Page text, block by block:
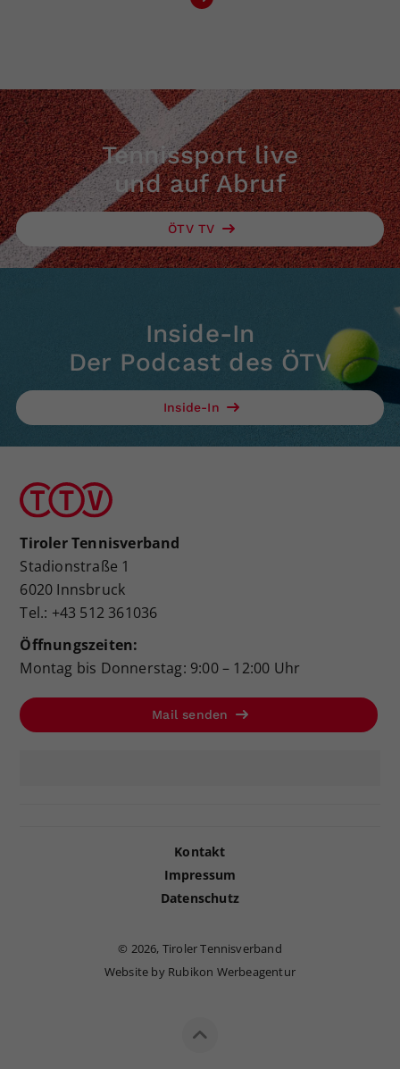
Tennissport live
und auf Abruf
ÖTV TV
Inside-In
Der Podcast des ÖTV
Inside-In
Tiroler Tennisverband
Stadionstraße 1
6020 Innsbruck
Tel.: +43 512 361036
Öffnungszeiten:
Montag bis Donnerstag: 9:00 – 12:00 Uhr
Mail senden
Kontakt
Impressum
Datenschutz
© 2026, Tiroler Tennisverband
Website by Rubikon Werbeagentur